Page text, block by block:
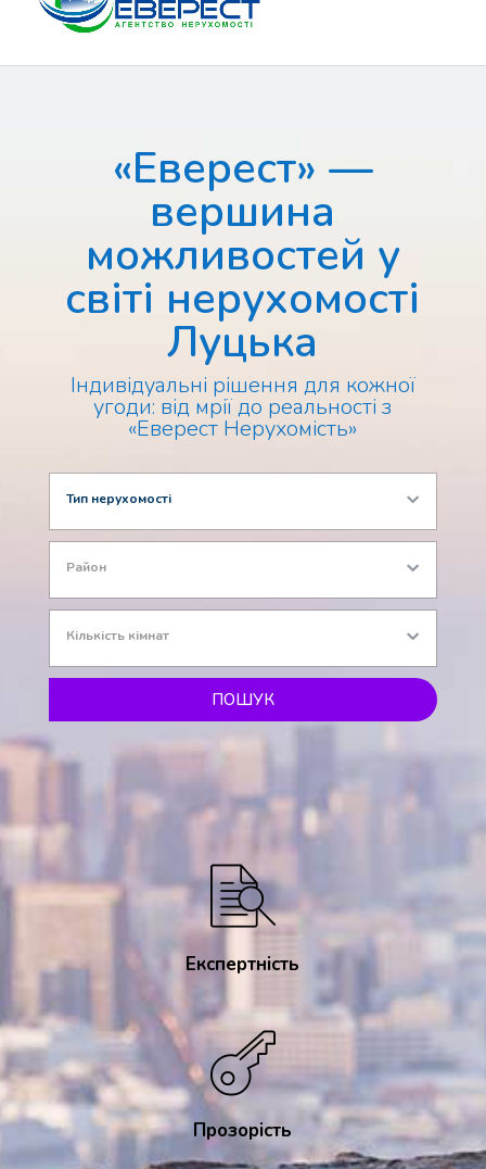
САЙТ АГЕНСТВА НЕРУХОМОСТІ ЕВЕРЕСТ М.ЛУЦЬК
«Еверест» —
вершина
можливостей у
світі нерухомості
Луцька
Індивідуальні рішення для кожної
угоди: від мрії до реальності з
«Еверест Нерухомість»
Тип нерухомості
Район
Кількість кімнат
ПОШУК
Експертність
Прозорість